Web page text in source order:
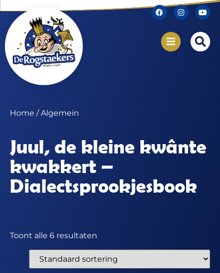
Home / Algemein
Juul, de kleine kwânte
kwakkert –
Dialectsprookjesbook
Toont alle 6 resultaten